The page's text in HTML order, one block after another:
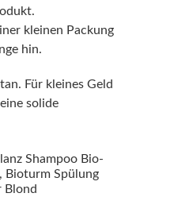
kleinen Packung
hin.
Für kleines Geld
solide